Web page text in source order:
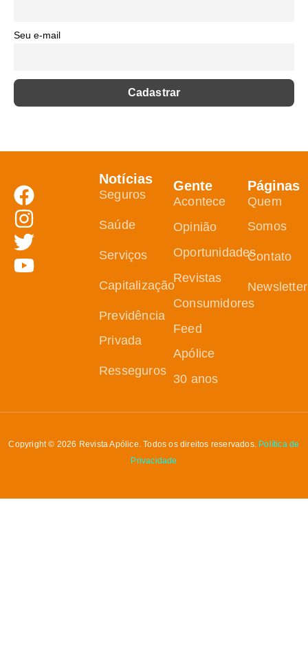
Seu e-mail
Notícias
Seguros
Saúde
Serviços
Capitalização
Previdência
Privada
Resseguros
Gente
Acontece
Opinião
Oportunidades
Revistas
Consumidores
Feed
Apólice
30 anos
Páginas
Quem
Somos
Contato
Newsletter
Copyright © 2026 Revista Apólice. Todos os direitos reservados. Política de
Privacidade